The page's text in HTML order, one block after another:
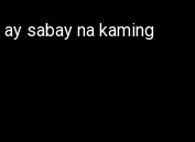
sabay na kaming